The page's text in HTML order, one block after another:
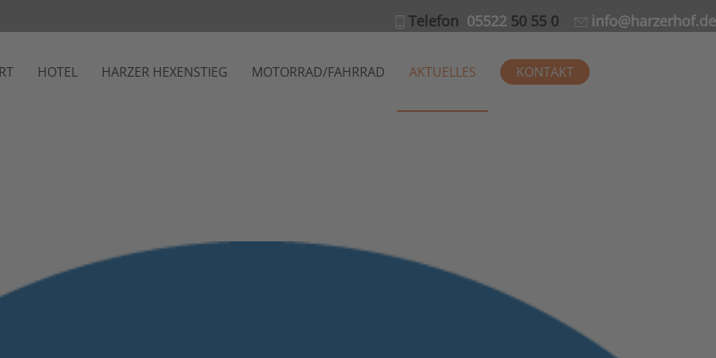
Telefon 05522 50 55 0 info@harzerhof.de
HOTEL HARZER HEXENSTIEG MOTORRAD/FAHRRAD AKTUELLES KONTAKT